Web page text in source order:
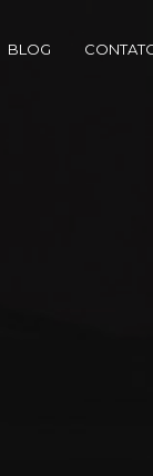
BLOG